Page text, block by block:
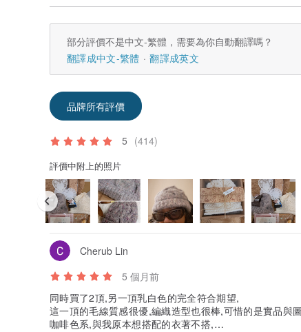
部分評價不是中文-繁體，需要為你自動翻譯嗎？
翻譯成中文-繁體
翻譯成英文
品牌所有評價
5 (414)
評價中附上的照片
Cherub Lin
5 個月前
同時買了2頂,另一頂乳白色的完全符合期望,
這一頂的毛線質感很優,編織造型也很棒,可惜的是實品與
咖啡色系,與我原本想搭配的衣著不搭,